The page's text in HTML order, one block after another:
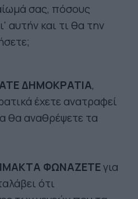
σας, πόσους
αυτήν και τι θα την
ΔΗΜΟΚΡΑΤΙΑ,
έχετε ανατραφεί
θα αναθρέψετε τα
ΦΩΝΑΖΕΤΕγια
ότι